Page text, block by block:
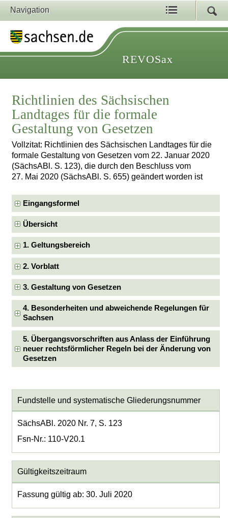
Navigation
REVOSax
Richtlinien des Sächsischen
Landtages für die formale
Gestaltung von Gesetzen
Vollzitat: Richtlinien des Sächsischen Landtages für die
formale Gestaltung von Gesetzen vom 22. Januar 2020
(SächsABl. S. 123), die durch den Beschluss vom
27. Mai 2020 (SächsABl. S. 655) geändert worden ist
Eingangsformel
Übersicht
1. Geltungsbereich
2. Vorblatt
3. Gestaltung von Gesetzen
4. Besonderheiten und abweichende Regelungen für
Sachsen
5. Übergangsvorschriften aus Anlass der Einführung
neuer rechtsförmlicher Regeln bei der Änderung von
Gesetzen
Fundstelle und systematische Gliederungsnummer
SächsABl. 2020 Nr. 7, S. 123
Fsn-Nr.: 110-V20.1
Gültigkeitszeitraum
Fassung gültig ab: 30. Juli 2020